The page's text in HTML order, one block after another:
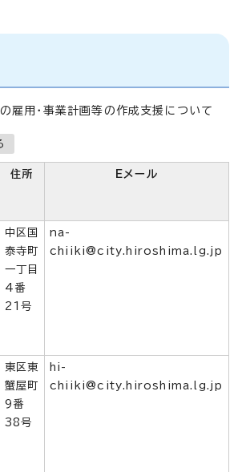
雇用・事業計画等の作成支援について
住所 Eメール
中区国
泰寺町
一丁目
4番
21号
na-
chiiki@city.hiroshima.lg.jp
東区東
蟹屋町
9番
38号
hi-
chiiki@city.hiroshima.lg.jp